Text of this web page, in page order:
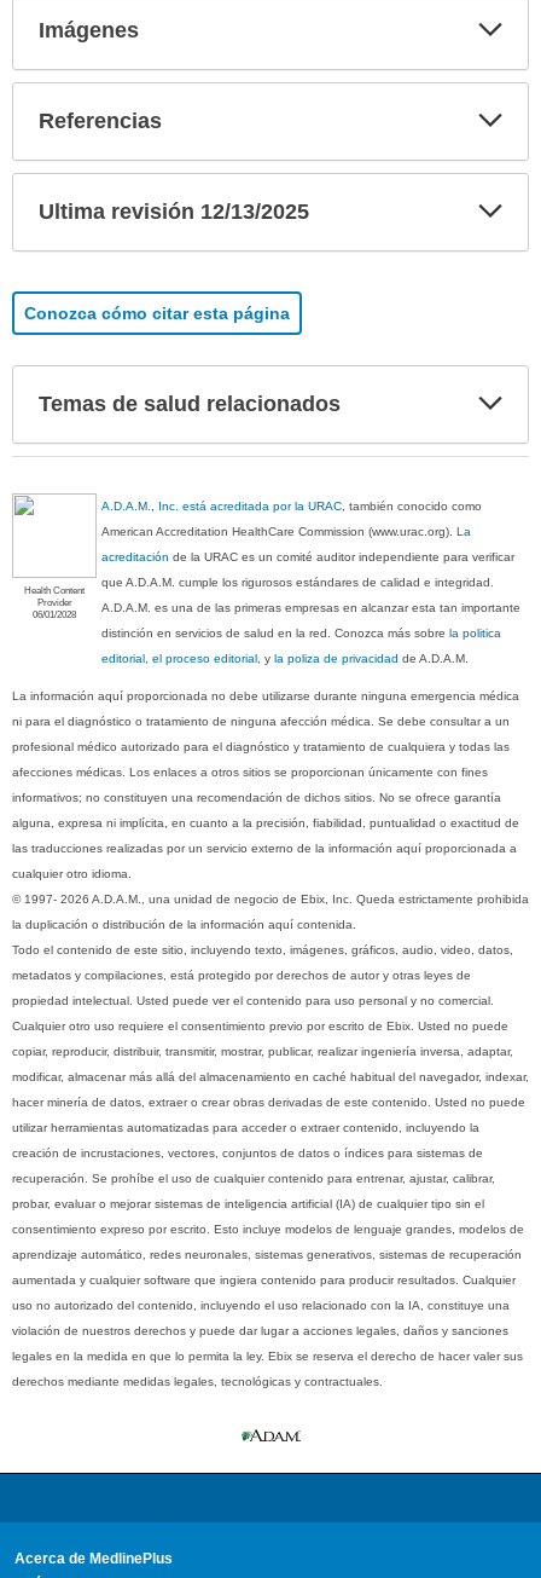
Imágenes
Referencias
Ultima revisión 12/13/2025
Conozca cómo citar esta página
Temas de salud relacionados
Health Content
Provider
06/01/2028
A.D.A.M., Inc. está acreditada por la URAC, también conocido como
American Accreditation HealthCare Commission (www.urac.org). La
acreditación de la URAC es un comité auditor independiente para verificar
que A.D.A.M. cumple los rigurosos estándares de calidad e integridad.
A.D.A.M. es una de las primeras empresas en alcanzar esta tan importante
distinción en servicios de salud en la red. Conozca más sobre la politica
editorial, el proceso editorial , y la poliza de privacidad de A.D.A.M.
La información aquí proporcionada no debe utilizarse durante ninguna emergencia médica
ni para el diagnóstico o tratamiento de ninguna afección médica. Se debe consultar a un
profesional médico autorizado para el diagnóstico y tratamiento de cualquiera y todas las
afecciones médicas. Los enlaces a otros sitios se proporcionan únicamente con fines
informativos; no constituyen una recomendación de dichos sitios. No se ofrece garantía
alguna, expresa ni implícita, en cuanto a la precisión, fiabilidad, puntualidad o exactitud de
las traducciones realizadas por un servicio externo de la información aquí proporcionada a
cualquier otro idioma.
© 1997- 2026 A.D.A.M., una unidad de negocio de Ebix, Inc. Queda estrictamente prohibida
la duplicación o distribución de la información aquí contenida.
Todo el contenido de este sitio, incluyendo texto, imágenes, gráficos, audio, video, datos,
metadatos y compilaciones, está protegido por derechos de autor y otras leyes de
propiedad intelectual. Usted puede ver el contenido para uso personal y no comercial.
Cualquier otro uso requiere el consentimiento previo por escrito de Ebix. Usted no puede
copiar, reproducir, distribuir, transmitir, mostrar, publicar, realizar ingeniería inversa, adaptar,
modificar, almacenar más allá del almacenamiento en caché habitual del navegador, indexar,
hacer minería de datos, extraer o crear obras derivadas de este contenido. Usted no puede
utilizar herramientas automatizadas para acceder o extraer contenido, incluyendo la
creación de incrustaciones, vectores, conjuntos de datos o índices para sistemas de
recuperación. Se prohíbe el uso de cualquier contenido para entrenar, ajustar, calibrar,
probar, evaluar o mejorar sistemas de inteligencia artificial (IA) de cualquier tipo sin el
consentimiento expreso por escrito. Esto incluye modelos de lenguaje grandes, modelos de
aprendizaje automático, redes neuronales, sistemas generativos, sistemas de recuperación
aumentada y cualquier software que ingiera contenido para producir resultados. Cualquier
uso no autorizado del contenido, incluyendo el uso relacionado con la IA, constituye una
violación de nuestros derechos y puede dar lugar a acciones legales, daños y sanciones
legales en la medida en que lo permita la ley. Ebix se reserva el derecho de hacer valer sus
derechos mediante medidas legales, tecnológicas y contractuales.
Acerca de MedlinePlus